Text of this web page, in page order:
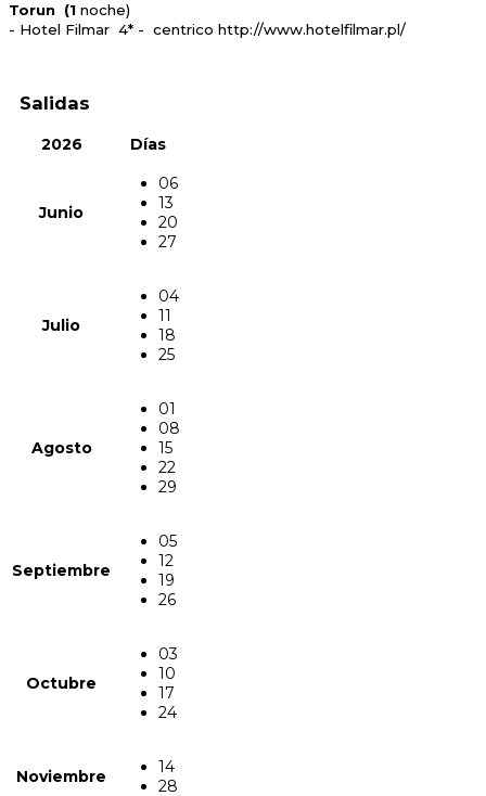
Torun (1 noche)
- Hotel Filmar 4* - centrico http://www.hotelfilmar.pl/
Salidas
2026 Días
Junio
06
13
20
27
Julio
04
11
18
25
Agosto
01
08
15
22
29
Septiembre
05
12
19
26
Octubre
03
10
17
24
Noviembre
14
28